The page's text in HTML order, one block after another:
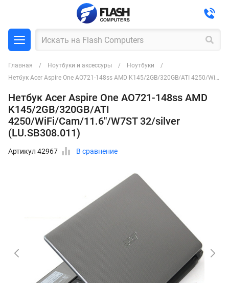
Главная Ноутбуки и аксессуры
Ноутбуки
Нетбук Acer Aspire One AO721-148ss AMD K145/2GB/320GB/ATI 4250/WiFi/Cam/11.6"/W7ST 32/silver (LU.SB308.011)
Нетбук Acer Aspire One AO721-148ss AMD
K145/2GB/320GB/ATI
4250/WiFi/Cam/11.6"/W7ST 32/silver
(LU.SB308.011)
Артикул 42967 В сравнение